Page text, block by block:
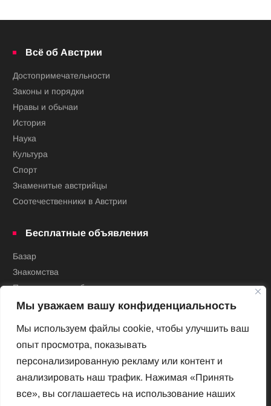
Мы уважаем вашу конфиденциальность
Мы используем файлы cookie, чтобы улучшить ваш
опыт просмотра, показывать
персонализированную рекламу или контент и
анализировать наш трафик. Нажимая «Принять
все», вы соглашаетесь на использование наших
Всё об Австрии
Достопримечательности
Законы и порядки
Нравы и обычаи
История
Наука
Культура
Спорт
Знаменитые австрийцы
Соотечественники в Австрии
Бесплатные объявления
Базар
Знакомства
Предложения работы
Услуги
Пользователю
Контакты
Вход в личный кабинет